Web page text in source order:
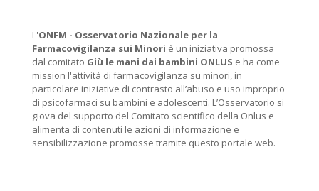
L'ONFM - Osservatorio Nazionale per la
Farmacovigilanza sui Minori è un iniziativa promossa
dal comitato Giù le mani dai bambini ONLUS e ha come
mission l'attività di farmacovigilanza su minori, in
particolare iniziative di contrasto all’abuso e uso improprio
di psicofarmaci su bambini e adolescenti. L’Osservatorio si
giova del supporto del Comitato scientifico della Onlus e
alimenta di contenuti le azioni di informazione e
sensibilizzazione promosse tramite questo portale web.